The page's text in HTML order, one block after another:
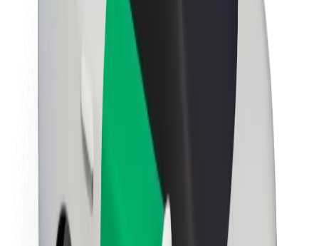
Sustenabilitatea la Bolt
Proiectul Zero
Centrul de presă
Manual de brand
Misiune
Relații cu investitorii
Conducere
Brand
Presă